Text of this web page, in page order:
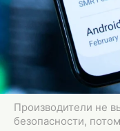
Производители не
безопасности,